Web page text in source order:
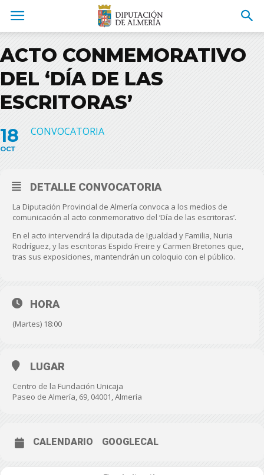
ACTO CONMEMORATIVO
DEL ‘DÍA DE LAS
ESCRITORAS’
18
OCT
CONVOCATORIA
DETALLE CONVOCATORIA
La Diputación Provincial de Almería convoca a los medios de
comunicación al acto conmemorativo del ‘Día de las escritoras’.
En el acto intervendrá la diputada de Igualdad y Familia, Nuria
Rodríguez, y las escritoras Espido Freire y Carmen Bretones que,
tras sus exposiciones, mantendrán un coloquio con el público.
HORA
(Martes) 18:00
LUGAR
Centro de la Fundación Unicaja
Paseo de Almería, 69, 04001, Almería
CALENDARIO GOOGLECAL